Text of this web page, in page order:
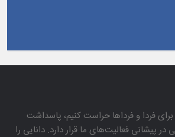
برای فردا و فرداها حراست كنیم، پاسداشت
پیشانی فعالیت‌های ما قرار دارد. دانایی را